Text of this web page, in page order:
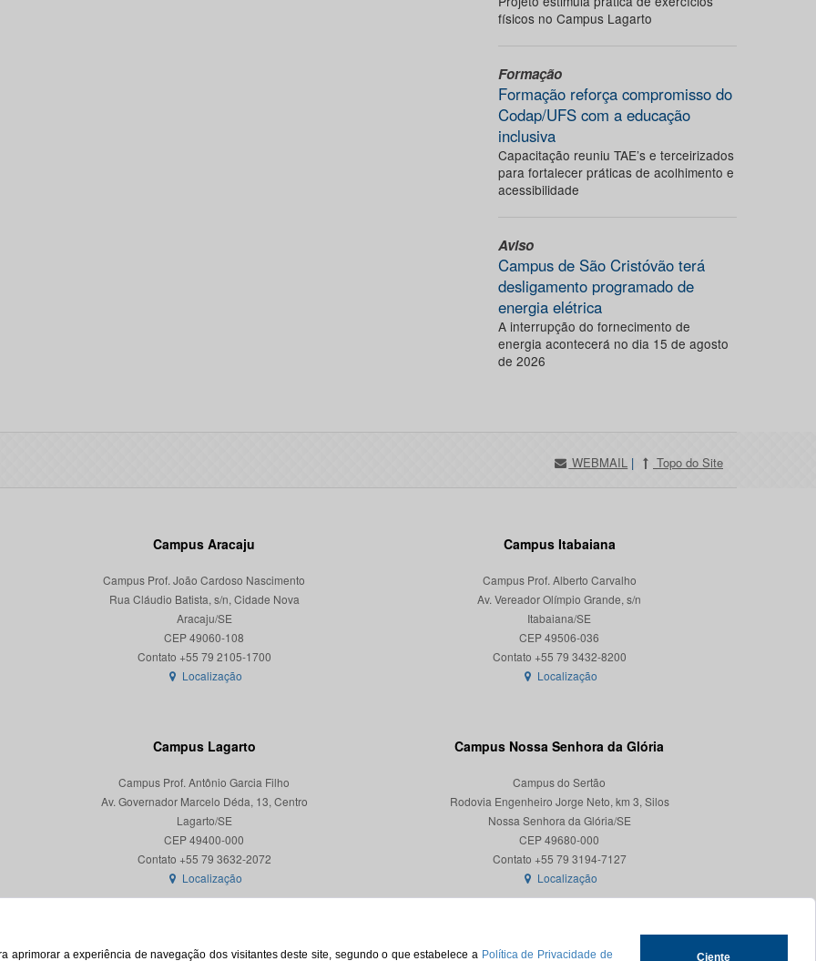
aprimorar a experiência de navegação dos visitantes deste site, segundo o que estabelece a Política de Privacidade de Ciente
físicos no Campus Lagarto
Formação
Formação reforça compromisso do
Codap/UFS com a educação
inclusiva
Capacitação reuniu TAE’s e terceirizados
para fortalecer práticas de acolhimento e
acessibilidade
Aviso
Campus de São Cristóvão terá
desligamento programado de
energia elétrica
A interrupção do fornecimento de
energia acontecerá no dia 15 de agosto
de 2026
WEBMAIL | Topo do Site
Campus Aracaju
Campus Prof. João Cardoso Nascimento
Rua Cláudio Batista, s/n, Cidade Nova
Aracaju/SE
CEP 49060-108
Localização
Campus Itabaiana
Campus Prof. Alberto Carvalho
Av. Vereador Olímpio Grande, s/n
Itabaiana/SE
CEP 49506-036
Localização
Campus Lagarto
Campus Prof. Antônio Garcia Filho
Av. Governador Marcelo Déda, 13, Centro
Lagarto/SE
CEP 49400-000
Localização
Campus Nossa Senhora da Glória
Campus do Sertão
Rodovia Engenheiro Jorge Neto, km 3, Silos
Nossa Senhora da Glória/SE
CEP 49680-000
Contato +55 79 3194-7127
Localização